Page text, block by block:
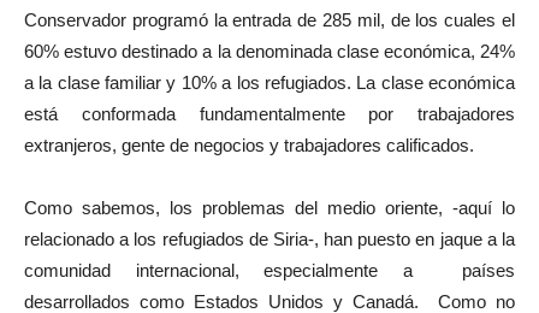
Conservador programó la entrada de 285 mil, de los cuales el
60% estuvo destinado a la denominada clase económica, 24%
a la clase familiar y 10% a los refugiados. La clase económica
está conformada fundamentalmente por trabajadores
extranjeros, gente de negocios y trabajadores calificados.
Como sabemos, los problemas del medio oriente, -aquí lo
relacionado a los refugiados de Siria-, han puesto en jaque a la
comunidad internacional, especialmente a países
desarrollados como Estados Unidos y Canadá. Como no